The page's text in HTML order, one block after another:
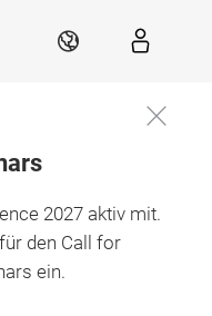
DE
2027 aktiv mit.
den Call for
ein.